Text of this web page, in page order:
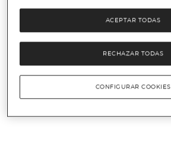
RECHAZAR TODAS
ACEPTAR TODAS
CONFIGURAR COOKIES